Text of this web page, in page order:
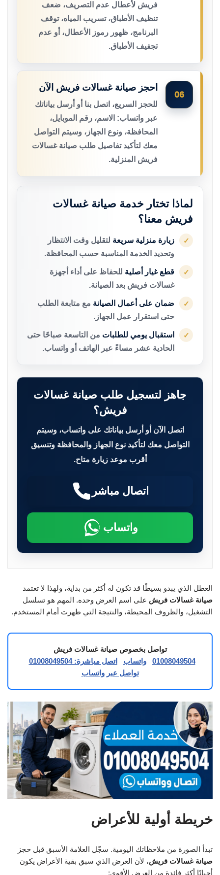
فريش لأعطال عدم التصريف، ضعف
تنظيف الأطباق، تسريب المياه، توقف
البرنامج، ظهور رموز الأعطال، أو عدم
تجفيف الأطباق.
06
احجز صيانة غسالات فريش الآن
للحجز السريع، اتصل بنا أو أرسل بياناتك
عبر واتساب: الاسم، رقم الموبايل،
المحافظة، ونوع الجهاز، وسيتم التواصل
معك لتأكيد تفاصيل طلب صيانة غسالات
فريش المنزلية.
لماذا تختار خدمة صيانة غسالات
فريش معنا؟
✓ زيارة منزلية سريعة لتقليل وقت الانتظار
وتحديد الخدمة المناسبة حسب المحافظة.
✓ قطع غيار أصلية للحفاظ على أداء أجهزة
غسالات فريش بعد الصيانة.
✓ ضمان على أعمال الصيانة مع متابعة الطلب
حتى استقرار عمل الجهاز.
✓ استقبال يومي للطلبات من التاسعة صباحًا حتى
الحادية عشر مساءً عبر الهاتف أو واتساب.
جاهز لتسجيل طلب صيانة غسالات
فريش؟
اتصل الآن أو أرسل بياناتك على واتساب، وسيتم
التواصل معك لتأكيد نوع الجهاز والمحافظة وتنسيق
أقرب موعد زيارة متاح.
اتصال مباشر
واتساب
العطل الذي يبدو بسيطًا قد تكون له أكثر من بداية، ولهذا لا تعتمد
صيانة غسالات فريش على اسم العرض وحده. المهم هو تسلسل
التشغيل، والظروف المحيطة، والنتيجة التي ظهرت أمام المستخدم.
تواصل بخصوص صيانة غسالات فريش
01008049504
واتساب
اتصل مباشرة: 01008049504
تواصل عبر واتساب
خريطة أولية للأعراض
تبدأ الصورة من ملاحظاتك اليومية. سجّل العلامة الأسبق قبل حجز
صيانة غسالات فريش، لأن العرض الذي سبق بقية الأعراض يكون
أحيانًا أكثر فائدة من العرض الأقوى: